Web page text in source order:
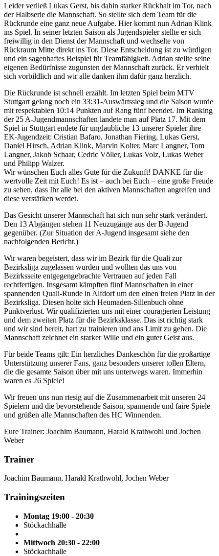
Leider verließ Lukas Gerst, bis dahin starker Rückhalt im Tor, nach
der Halbserie die Mannschaft. So stellte sich dem Team für die
Rückrunde eine ganz neue Aufgabe. Hier kommt nun Adrian Klink
ins Spiel. In seiner letzten Saison als Jugendspieler stellte er sich
freiwillig in den Dienst der Mannschaft und wechselte von
Rückraum Mitte direkt ins Tor. Diese Entscheidung ist zu würdigen
und ein sagenhaftes Beispiel für Teamfähigkeit. Adrian stellte seine
eigenen Bedürfnisse zugunsten der Mannschaft zurück. Er verhielt
sich vorbildlich und wir alle danken ihm dafür ganz herzlich.
Die Rückrunde ist schnell erzählt. Im letzten Spiel beim MTV
Stuttgart gelang noch ein 33:31-Auswärtssieg und die Saison wurde
mit respektablen 10:14 Punkten auf Rang fünf beendet. Im Ranking
der 25 A-Jugendmannschaften landete man auf Platz 17. Mit dem
Spiel in Stuttgart endete für unglaubliche 13 unserer Spieler ihre
EK-Jugendzeit: Cristian Bafaro, Jonathan Fiering, Lukas Gerst,
Daniel Hirsch, Adrian Klink, Marvin Kolter, Marc Langner, Tom
Langner, Jakob Schaar, Cedric Völler, Lukas Volz, Lukas Weber
und Philipp Walzer.
Wir wünschen Euch alles Gute für die Zukunft! DANKE für die
wertvolle Zeit mit Euch! Es ist – auch bei Euch – eine große Freude
zu sehen, dass Ihr alle bei den aktiven Mannschaften angreifen und
diese verstärken werdet.
Das Gesicht unserer Mannschaft hat sich nun sehr stark verändert.
Den 13 Abgängen stehen 11 Neuzugänge aus der B-Jugend
gegenüber. (Zur Situation der A-Jugend insgesamt siehe den
nachfolgenden Bericht.)
Wir waren begeistert, dass wir im Bezirk für die Quali zur
Bezirksliga zugelassen wurden und wollten das uns von
Bezirksseite entgegengebrachte Vertrauen auf jeden Fall
rechtfertigen. Insgesamt kämpften fünf Mannschaften in einer
spannenden Quali-Runde in Alfdorf um den einen freien Platz in der
Bezirksliga. Diesen holte sich Heumaden-Sillenbuch ohne
Punktverlust. Wir qualifizierten uns mit einer couragierten Leistung
und dem zweiten Platz für die Bezirksklasse. Das ist richtig stark
und wir sind bereit, hart zu trainieren und ans Limit zu gehen. Die
Mannschaft zeichnet ein starker Wille und ein guter Geist aus.
Für beide Teams gilt: Ein herzliches Dankeschön für die großartige
Unterstützung unserer Fans, ganz besonders unserer tollen Eltern,
die die gesamte Saison über mit uns unterwegs waren. Immerhin
waren es 26 Spiele!
Wir freuen uns nun riesig auf die Zusammenarbeit mit unseren 24
Spielern und die bevorstehende Saison, spannende und faire Spiele
und grüßen alle Mannschaften des HC Winnenden.
Eure Trainer: Joachim Baumann, Harald Krathwohl und Jochen
Weber
Trainer
Joachim Baumann, Harald Krathwohl, Jochen Weber
Trainingszeiten
Montag 19:00 - 20:30
Stöckachhalle
Mittwoch 20:30 - 22:00
Stöckachhalle